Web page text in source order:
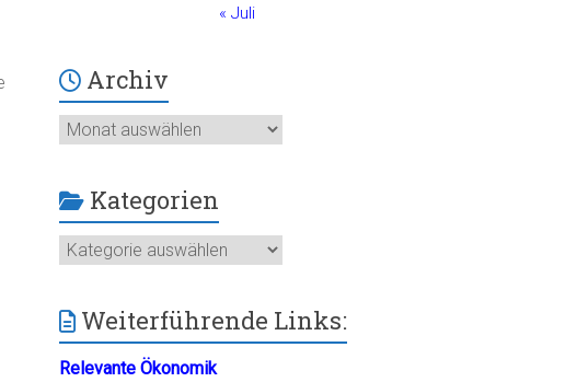
« Juli
Archiv
Archiv
Kategorien
Kategorien
Weiterführende Links:
Relevante Ökonomik